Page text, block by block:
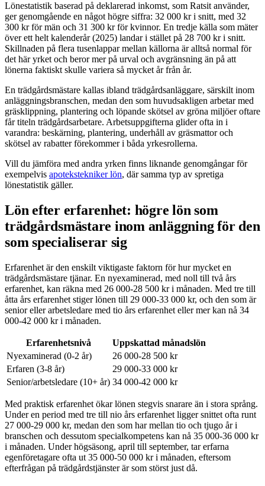
Lönestatistik baserad på deklarerad inkomst, som Ratsit använder,
ger genomgående en något högre siffra: 32 000 kr i snitt, med 32
300 kr för män och 31 300 kr för kvinnor. En tredje källa som mäter
över ett helt kalenderår (2025) landar i stället på 28 700 kr i snitt.
Skillnaden på flera tusenlappar mellan källorna är alltså normal för
det här yrket och beror mer på urval och avgränsning än på att
lönerna faktiskt skulle variera så mycket år från år.
En trädgårdsmästare kallas ibland trädgårdsanläggare, särskilt inom
anläggningsbranschen, medan den som huvudsakligen arbetar med
gräsklippning, plantering och löpande skötsel av gröna miljöer oftare
får titeln trädgårdsarbetare. Arbetsuppgifterna glider ofta in i
varandra: beskärning, plantering, underhåll av gräsmattor och
skötsel av rabatter förekommer i båda yrkesrollerna.
Vill du jämföra med andra yrken finns liknande genomgångar för
exempelvis apotekstekniker lön, där samma typ av spretiga
lönestatistik gäller.
Lön efter erfarenhet: högre lön som
trädgårdsmästare inom anläggning för den
som specialiserar sig
Erfarenhet är den enskilt viktigaste faktorn för hur mycket en
trädgårdsmästare tjänar. En nyexaminerad, med noll till två års
erfarenhet, kan räkna med 26 000-28 500 kr i månaden. Med tre till
åtta års erfarenhet stiger lönen till 29 000-33 000 kr, och den som är
senior eller arbetsledare med tio års erfarenhet eller mer kan nå 34
000-42 000 kr i månaden.
Erfarenhetsnivå
Uppskattad månadslön
Nyexaminerad (0-2 år)
26 000-28 500 kr
Erfaren (3-8 år)
29 000-33 000 kr
Senior/arbetsledare (10+ år) 34 000-42 000 kr
Med praktisk erfarenhet ökar lönen stegvis snarare än i stora språng.
Under en period med tre till nio års erfarenhet ligger snittet ofta runt
27 000-29 000 kr, medan den som har mellan tio och tjugo år i
branschen och dessutom specialkompetens kan nå 35 000-36 000 kr
i månaden. Under högsäsong, april till september, tar erfarna
egenföretagare ofta ut 35 000-50 000 kr i månaden, eftersom
efterfrågan på trädgårdstjänster är som störst just då.